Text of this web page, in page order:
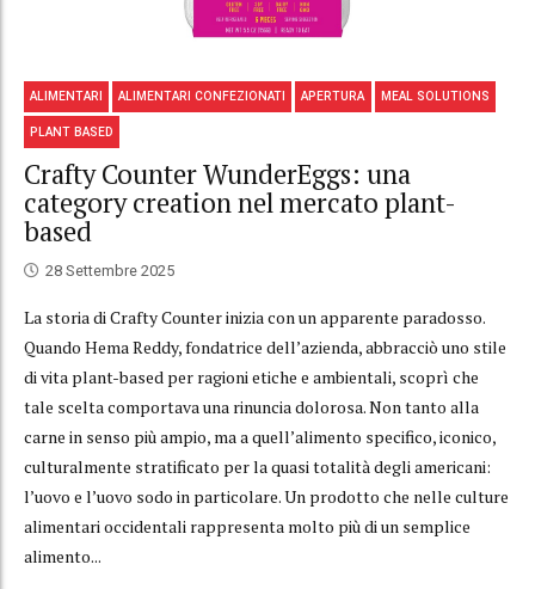
ALIMENTARI ALIMENTARI CONFEZIONATI APERTURA MEAL SOLUTIONS
PLANT BASED
Crafty Counter WunderEggs: una
category creation nel mercato plant-
based
28 Settembre 2025
La storia di Crafty Counter inizia con un apparente paradosso.
Quando Hema Reddy, fondatrice dell’azienda, abbracciò uno stile
di vita plant-based per ragioni etiche e ambientali, scoprì che
tale scelta comportava una rinuncia dolorosa. Non tanto alla
carne in senso più ampio, ma a quell’alimento specifico, iconico,
culturalmente stratificato per la quasi totalità degli americani:
l’uovo e l’uovo sodo in particolare. Un prodotto che nelle culture
alimentari occidentali rappresenta molto più di un semplice
alimento...